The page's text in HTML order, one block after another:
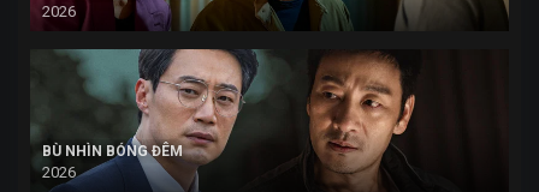
2026
BÙ NHÌN BÓNG ĐÊM
2026